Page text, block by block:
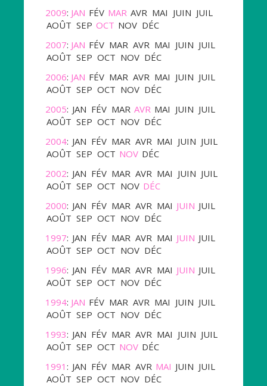
2009: JAN FÉV MAR AVR MAI JUIN JUIL
AOÛT SEP OCT NOV DÉC
2007: JAN FÉV MAR AVR MAI JUIN JUIL
AOÛT SEP OCT NOV DÉC
2006: JAN FÉV MAR AVR MAI JUIN JUIL
AOÛT SEP OCT NOV DÉC
2005: JAN FÉV MAR AVR MAI JUIN JUIL
AOÛT SEP OCT NOV DÉC
2004: JAN FÉV MAR AVR MAI JUIN JUIL
AOÛT SEP OCT NOV DÉC
2002: JAN FÉV MAR AVR MAI JUIN JUIL
AOÛT SEP OCT NOV DÉC
2000: JAN FÉV MAR AVR MAI JUIN JUIL
AOÛT SEP OCT NOV DÉC
1997: JAN FÉV MAR AVR MAI JUIN JUIL
AOÛT SEP OCT NOV DÉC
1996: JAN FÉV MAR AVR MAI JUIN JUIL
AOÛT SEP OCT NOV DÉC
1994: JAN FÉV MAR AVR MAI JUIN JUIL
AOÛT SEP OCT NOV DÉC
1993: JAN FÉV MAR AVR MAI JUIN JUIL
AOÛT SEP OCT NOV DÉC
1991 : JAN FÉV MAR AVR MAI JUIN JUIL
AOÛT SEP OCT NOV DÉC